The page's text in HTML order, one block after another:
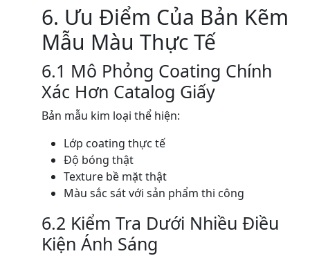
6. Ưu Điểm Của Bản Kẽm
Mẫu Màu Thực Tế
6.1 Mô Phỏng Coating Chính
Xác Hơn Catalog Giấy
Bản mẫu kim loại thể hiện:
Lớp coating thực tế
Độ bóng thật
Texture bề mặt thật
Màu sắc sát với sản phẩm thi công
6.2 Kiểm Tra Dưới Nhiều Điều
Kiện Ánh Sáng